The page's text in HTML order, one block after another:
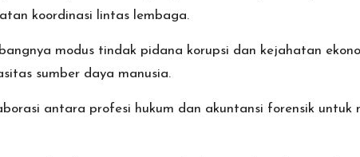
koordinasi lintas lembaga.
modus tindak pidana korupsi dan kejahatan
sumber daya manusia.
antara profesi hukum dan akuntansi forensik untuk